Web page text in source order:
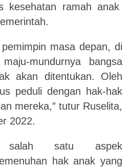
kesehatan ramah anak
masa depan, di
maju-mundurnya bangsa
akan ditentukan. Oleh
peduli dengan hak-hak
mereka,” tutur Ruselita,
2022.
salah satu aspek
hak anak yang